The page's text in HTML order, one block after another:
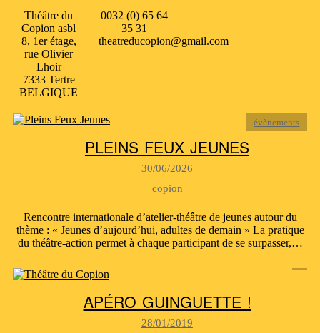
Théâtre du
Copion asbl
8, 1er étage,
rue Olivier
Lhoir
7333 Tertre
BELGIQUE
0032 (0) 65 64
35 31
theatreducopion@gmail.com
PLEINS FEUX JEUNES
30/06/2026
copion
évènements
Rencontre internationale d’atelier-théâtre de jeunes autour du
thème : « Jeunes d’aujourd’hui, adultes de demain » La pratique
du théâtre-action permet à chaque participant de se surpasser,…
APÉRO GUINGUETTE !
28/01/2019